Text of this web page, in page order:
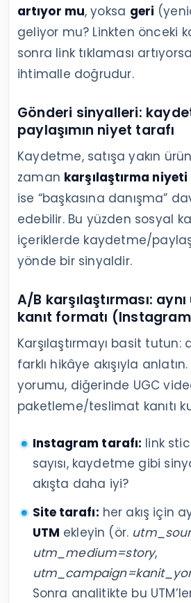
artıyor mu, yoksa geri
geliyor mu? Linkten önceki
sonra link tıklaması
ihtimalle doğrudur.
Gönderi sinyalleri:
paylaşımın niyet tarafı
Kaydetme, satışa yakın
zaman karşılaştırma niyeti
ise “başkasına danışma”
edebilir. Bu yüzden sosyal
içeriklerde kaydetme/
yönde bir sinyaldir.
A/B karşılaştırması:
kanıt formatı
Karşılaştırmayı basit tutun:
farklı hikâye akışıyla
yorumu, diğerinde UGC
paketleme/teslimat kanıtı
Instagram tarafı: link
sayısı, kaydetme gibi
akışta daha iyi?
Site tarafı: her akış için
UTM ekleyin (ör.
utm_medium=story,
Sonra analitikte bu